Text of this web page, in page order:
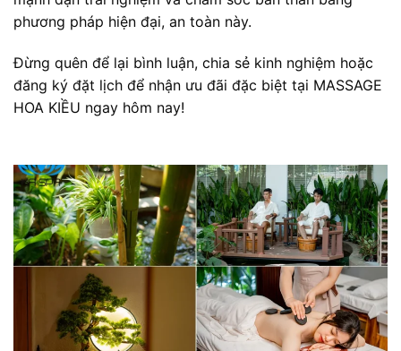
phương pháp hiện đại, an toàn này.
Đừng quên để lại bình luận, chia sẻ kinh nghiệm hoặc
đăng ký đặt lịch để nhận ưu đãi đặc biệt tại MASSAGE
HOA KIỀU ngay hôm nay!